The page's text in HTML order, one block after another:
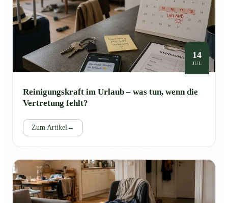
14
JUL
Reinigungskraft im Urlaub – was tun, wenn die
Vertretung fehlt?
Zum Artikel→